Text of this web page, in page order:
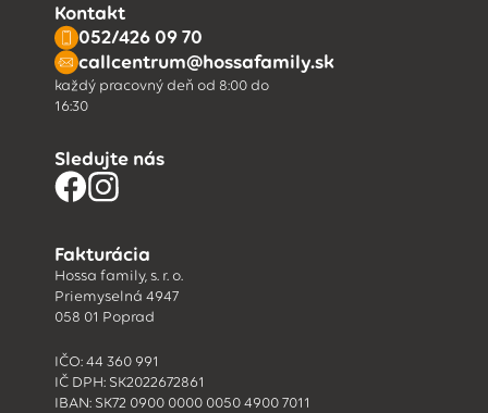
Kontakt
052/426 09 70
callcentrum@hossafamily.sk
každý pracovný deň od 8:00 do
16:30
Sledujte nás
Fakturácia
Hossa family, s. r. o.
Priemyselná 4947
058 01 Poprad
IČO: 44 360 991
IČ DPH: SK2022672861
IBAN: SK72 0900 0000 0050 4900 7011